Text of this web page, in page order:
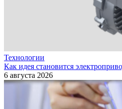
Технологии
Как идея становится
6 августа 2026